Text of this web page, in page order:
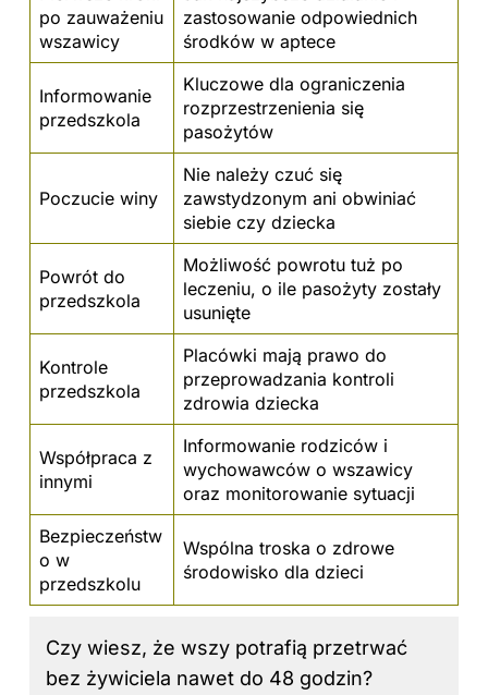
po zauważeniu
wszawicy
zastosowanie odpowiednich
środków w aptece
Informowanie
przedszkola
Kluczowe dla ograniczenia
rozprzestrzenienia się
pasożytów
Poczucie winy
Nie należy czuć się
zawstydzonym ani obwiniać
siebie czy dziecka
Powrót do
przedszkola
Możliwość powrotu tuż po
leczeniu, o ile pasożyty zostały
usunięte
Kontrole
przedszkola
Placówki mają prawo do
przeprowadzania kontroli
zdrowia dziecka
Współpraca z
innymi
Informowanie rodziców i
wychowawców o wszawicy
oraz monitorowanie sytuacji
Bezpieczeństw
o w
przedszkolu
Wspólna troska o zdrowe
środowisko dla dzieci
Czy wiesz, że wszy potrafią przetrwać
bez żywiciela nawet do 48 godzin?